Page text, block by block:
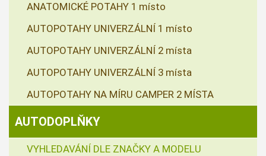
ANATOMICKÉ POTAHY 1 místo
AUTOPOTAHY UNIVERZÁLNÍ 1 místo
AUTOPOTAHY UNIVERZÁLNÍ 2 místa
AUTOPOTAHY UNIVERZÁLNÍ 3 místa
AUTOPOTAHY NA MÍRU CAMPER 2 MÍSTA
AUTODOPLŇKY
VYHLEDAVÁNÍ DLE ZNAČKY A MODELU